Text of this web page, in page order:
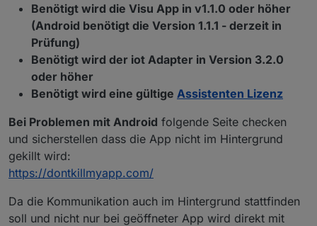
Benötigt wird die Visu App in v1.1.0 oder höher
(Android benötigt die Version 1.1.1 - derzeit in
Prüfung)
Benötigt wird der iot Adapter in Version 3.2.0
oder höher
Benötigt wird eine gültige Assistenten Lizenz
Bei Problemen mit Android folgende Seite checken
und sicherstellen dass die App nicht im Hintergrund
gekillt wird:
https://dontkillmyapp.com/
Da die Kommunikation auch im Hintergrund stattfinden
soll und nicht nur bei geöffneter App wird direkt mit